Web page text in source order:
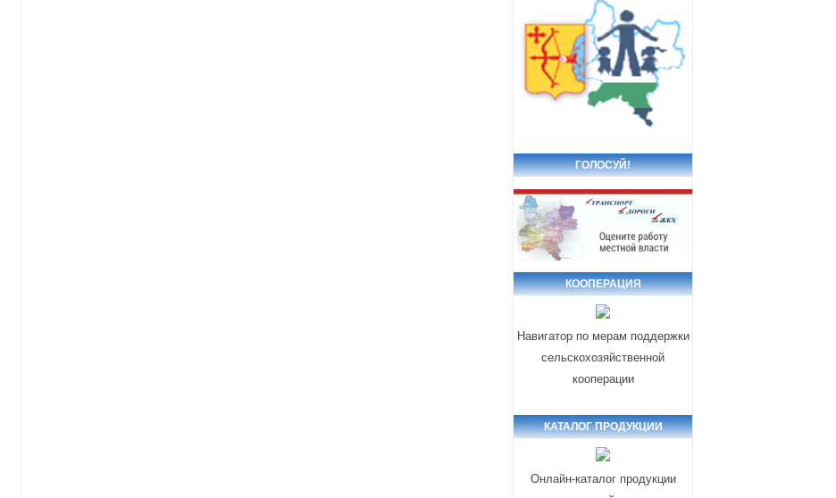
ГОЛОСУЙ!
КООПЕРАЦИЯ
Навигатор по мерам поддержки
сельскохозяйственной
кооперации
КАТАЛОГ ПРОДУКЦИИ
Онлайн-каталог продукции